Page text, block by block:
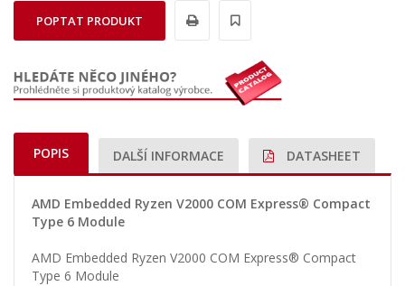
POPTAT PRODUKT
POPIS DALŠÍ INFORMACE DATASHEET
AMD Embedded Ryzen V2000 COM Express® Compact
Type 6 Module
AMD Embedded Ryzen V2000 COM Express® Compact
Type 6 Module